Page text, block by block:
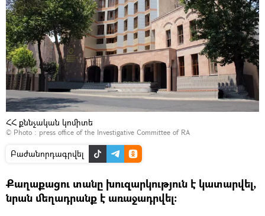
ՀՀ քննչական կոմիտե
© Photo : press office of the Investigative Committee of RA
Բաժանորդագրվել
Քաղաքացու տանը խուզարկություն է կատարվել,
նրան մեղադրանք է առաջադրվել։